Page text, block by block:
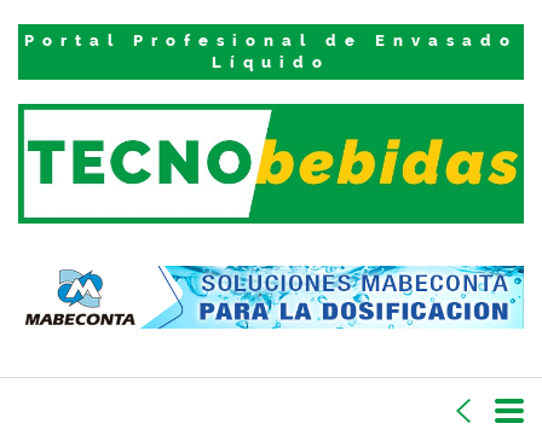
Portal Profesional de Envasado
Líquido